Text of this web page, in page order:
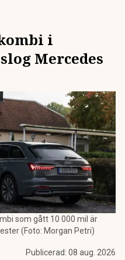
i
Mercedes
som gått 10 000 mil är
(Foto: Morgan Petri)
Publicerad: 08 aug. 2026